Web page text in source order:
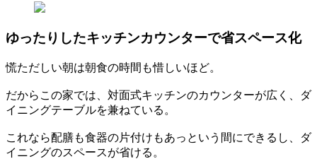
ゆったりしたキッチンカウンターで省スペース化
慌ただしい朝は朝食の時間も惜しいほど。
だからこの家では、対面式キッチンのカウンターが広く、ダ
イニングテーブルを兼ねている。
これなら配膳も食器の片付けもあっという間にできるし、ダ
イニングのスペースが省ける。